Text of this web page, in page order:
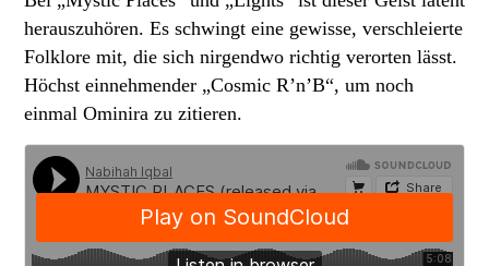
herauszuhören. Es schwingt eine gewisse, verschleierte
Folklore mit, die sich nirgendwo richtig verorten lässt.
Höchst einnehmender „Cosmic R’n’B“, um noch
einmal Ominira zu zitieren.